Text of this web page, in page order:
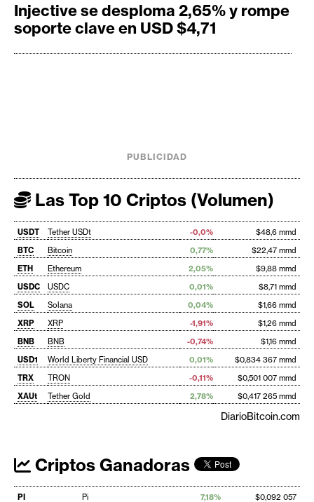
Injective se desploma 2,65% y rompe
soporte clave en USD $4,71
PUBLICIDAD
Las Top 10 Criptos (Volumen)
USDT Tether USDt -0,0%
$48,6 mmd
BTC
Bitcoin 0,77%
$22,47 mmd
ETH
Ethereum 2,05%
$9,88 mmd
USDC
USDC 0,01%
$8,71 mmd
SOL
Solana 0,04%
$1,66 mmd
XRP
XRP -1,91%
$1,26 mmd
BNB
BNB -0,74%
$1,16 mmd
USD1
World Liberty Financial USD 0,01%
$0,834 367 mmd
TRX
TRON -0,11%
$0,501 007 mmd
XAUt
Tether Gold 2,78% $0,417 265 mmd
DiarioBitcoin.com
Criptos Ganadoras
PI Pi 7,18% $0,092 057